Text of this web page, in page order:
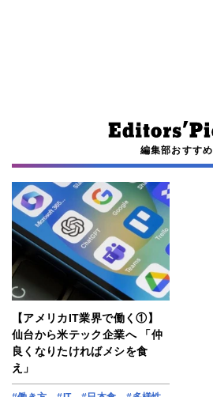
編集部おすすめ
【アメリカIT業界で働く①】
仙台から米テック企業へ 「仲
良くなりたければメシを食
え」